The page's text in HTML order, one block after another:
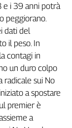
e i 39 anni potrà
peggiorano.
dati del
il peso. In
contagi in
un duro colpo
radicale sui No
a spostare
premier è
a